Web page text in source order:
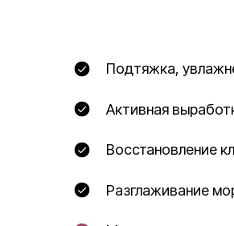
Подтяжка,
Активная
Восстановление
Разглаживание